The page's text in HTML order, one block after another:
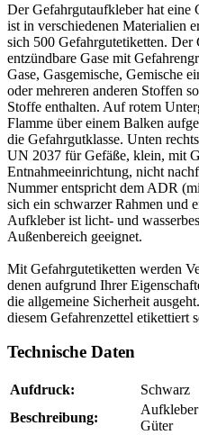
Der Gefahrgutaufkleber hat
ist in verschiedenen Materialien
sich 500 Gefahrgutetiketten. Der
entzündbare Gase mit
Gase, Gasgemische, Gemische
oder mehreren anderen Stoffen
Stoffe enthalten. Auf rotem
Flamme über einem Balken
die Gefahrgutklasse. Unten
UN 2037 für Gefäße, klein, mit
Entnahmeeinrichtung, nicht
Nummer entspricht dem ADR
sich ein schwarzer Rahmen und
Aufkleber ist licht- und
Außenbereich geeignet.
Mit Gefahrgutetiketten werden
denen aufgrund Ihrer
die allgemeine Sicherheit
diesem Gefahrenzettel etikettiert
Technische Daten
Aufdruck:
Schwarz
Beschreibung:
Güter